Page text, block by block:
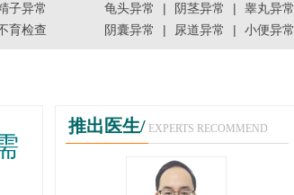
子异常
育检查
龟头异常 | 阴茎异常 |
睾丸异常
阴囊异常
| 尿道异常 | 小便异常
推出医生/ EXPERTS RECOMMEND